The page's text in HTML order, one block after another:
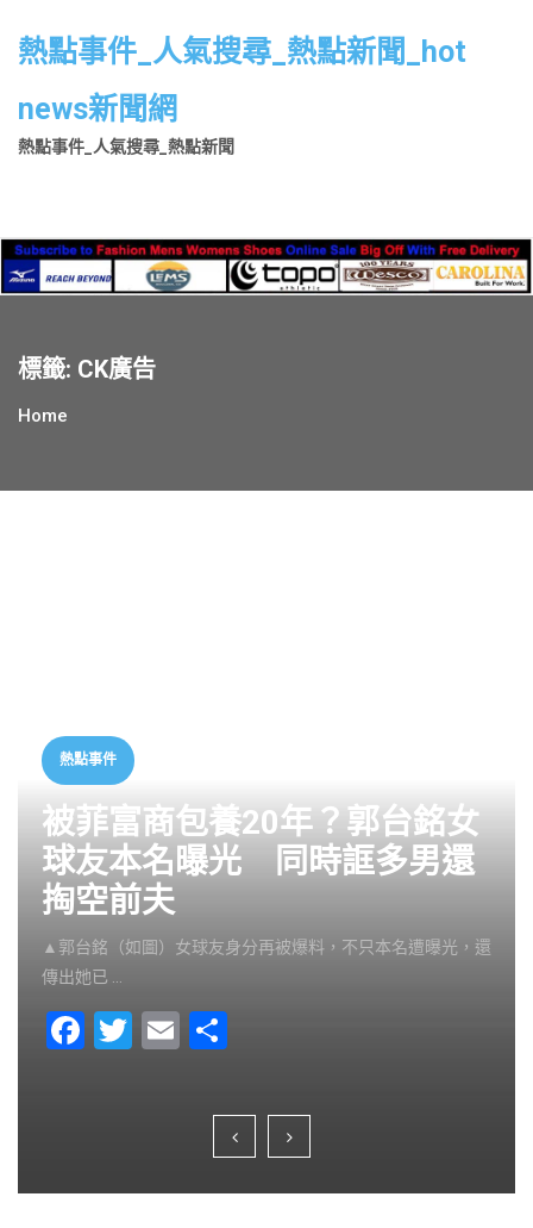
熱點事件_人氣搜尋_熱點新聞_hot
news新聞網
熱點事件_人氣搜尋_熱點新聞
標籤: CK廣告
Home
熱點事件
被菲富商包養20年？郭台銘女
球友本名曝光 同時誆多男還
掏空前夫
▲郭台銘（如圖）女球友身分再被爆料，不只本名遭曝光，還
傳出她已 …
F
b
T
E
ar
e